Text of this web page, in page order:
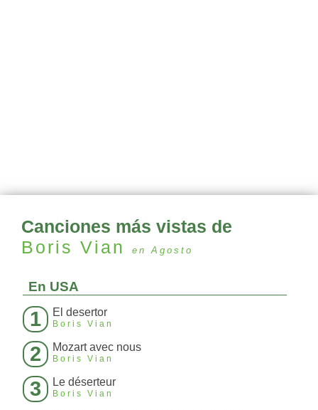
Canciones más vistas de
Boris Vian
en Agosto
En USA
1 El desertor
Boris Vian
2 Mozart avec nous
Boris Vian
3 Le déserteur
Boris Vian